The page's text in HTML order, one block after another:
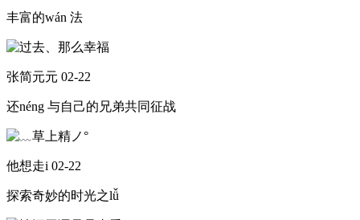
丰富的wán 法
张简元元 02-22
还néng 与自己的兄弟共同征战
他想走i 02-22
探索奇妙的时光之lǚ